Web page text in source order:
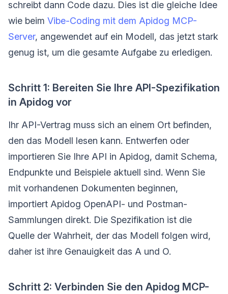
schreibt dann Code dazu. Dies ist die gleiche Idee
wie beim Vibe-Coding mit dem Apidog MCP-
Server, angewendet auf ein Modell, das jetzt stark
genug ist, um die gesamte Aufgabe zu erledigen.
Schritt 1: Bereiten Sie Ihre API-Spezifikation
in Apidog vor
Ihr API-Vertrag muss sich an einem Ort befinden,
den das Modell lesen kann. Entwerfen oder
importieren Sie Ihre API in Apidog, damit Schema,
Endpunkte und Beispiele aktuell sind. Wenn Sie
mit vorhandenen Dokumenten beginnen,
importiert Apidog OpenAPI- und Postman-
Sammlungen direkt. Die Spezifikation ist die
Quelle der Wahrheit, der das Modell folgen wird,
daher ist ihre Genauigkeit das A und O.
Schritt 2: Verbinden Sie den Apidog MCP-